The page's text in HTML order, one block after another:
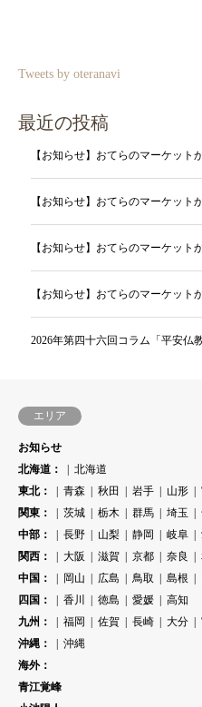
Tweets by oteranavi
最近の投稿
【お知らせ】おてらのマーケット
【お知らせ】おてらのマーケット
【お知らせ】おてらのマーケット
【お知らせ】おてらのマーケット
2026年第四十六回コラム「平安仏
エリア
お知らせ
北海道：
北海道
東北：
青森 秋田 岩手 山形
関東：
茨城 栃木 群馬 埼玉
中部：
長野 山梨 静岡 岐阜
関西：
大阪 滋賀 京都 奈良
中国：
岡山 広島 鳥取 島根
四国：
香川 徳島 愛媛
高知
九州：
福岡 佐賀 長崎 大分
沖縄：
沖縄
海外：
青江覚峰